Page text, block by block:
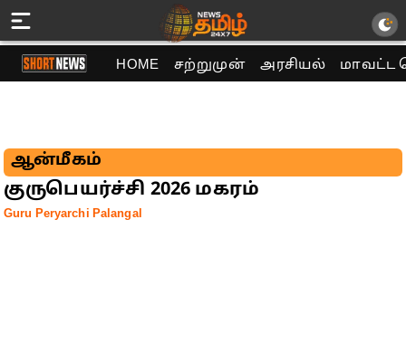
HOME சற்றுமுன் அரசியல் மாவட்ட
ஆன்மீகம்
குருபெயர்ச்சி 2026 மகரம்
Guru Peryarchi Palangal